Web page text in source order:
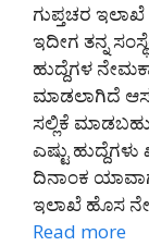
ಗುಪ್ತಚರ
ಇದೀಗ ತನ್ನ
ಹುದ್ದೆಗಳ
ಮಾಡಲಾಗಿದೆ
ಸಲ್ಲಿಕೆ
ಎಷ್ಟು
ದಿನಾಂಕ
ಇಲಾಖೆ ಹೊಸ
Read more